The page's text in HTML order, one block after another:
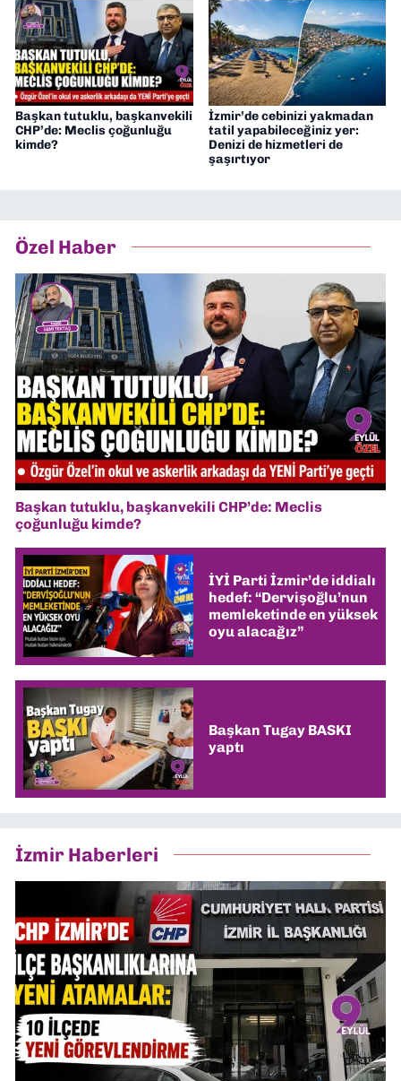
Başkan tutuklu, başkanvekili
CHP’de: Meclis çoğunluğu
kimde?
İzmir’de cebinizi yakmadan
tatil yapabileceğiniz yer:
Denizi de hizmetleri de
şaşırtıyor
Özel Haber
Başkan tutuklu, başkanvekili CHP’de: Meclis
çoğunluğu kimde?
İYİ Parti İzmir’de iddialı
hedef: “Dervişoğlu’nun
memleketinde en yüksek
oyu alacağız”
Başkan Tugay BASKI
yaptı
İzmir Haberleri